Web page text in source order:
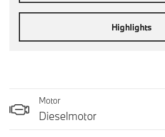
Highlights
Motor
Dieselmotor